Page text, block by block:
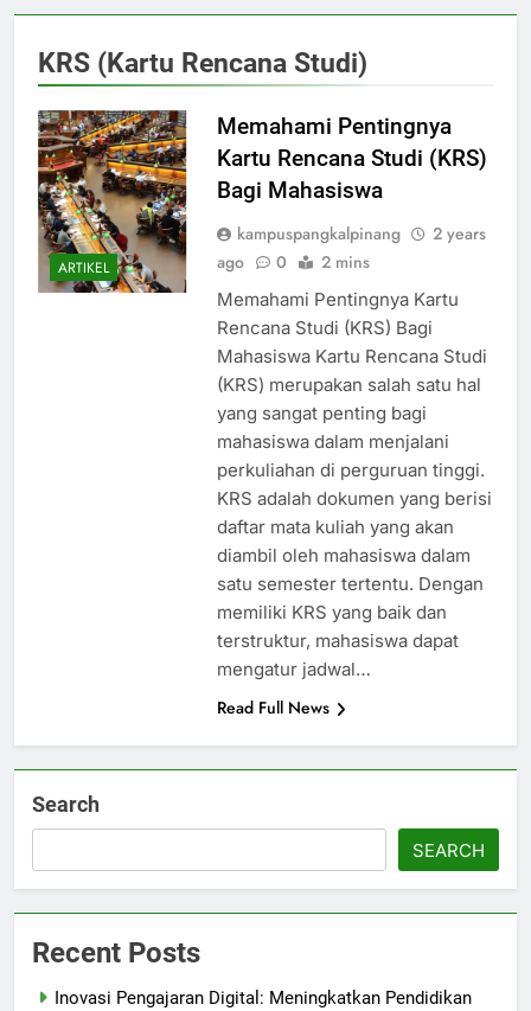
KRS (Kartu Rencana Studi)
ARTIKEL
Memahami Pentingnya
Kartu Rencana Studi (KRS)
Bagi Mahasiswa
kampuspangkalpinang
2 years
ago
0 2 mins
Memahami Pentingnya Kartu
Rencana Studi (KRS) Bagi
Mahasiswa Kartu Rencana Studi
(KRS) merupakan salah satu hal
yang sangat penting bagi
mahasiswa dalam menjalani
perkuliahan di perguruan tinggi.
KRS adalah dokumen yang berisi
daftar mata kuliah yang akan
diambil oleh mahasiswa dalam
satu semester tertentu. Dengan
memiliki KRS yang baik dan
terstruktur, mahasiswa dapat
mengatur jadwal…
Read Full News
Search
SEARCH
Recent Posts
Inovasi Pengajaran Digital: Meningkatkan Pendidikan